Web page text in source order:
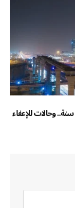
نظام إيرادات الدولة: تمكين تقسيط الديون 25 سنة.. وحالات للإعفاء